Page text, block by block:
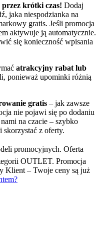
krótki czas! Dodaj
jaka niespodzianka na
gratis. Jeśli promocja
aktywuje ją automatycznie.
się konieczność wpisania
atrakcyjny rabat lub
ponieważ upominki różnią
gratis – jak zawsze
nie pojawi się po dodaniu
na czacie – szybko
skorzystać z oferty.
promocyjnych. Oferta
OUTLET. Promocja
Klient – Twoje ceny są już